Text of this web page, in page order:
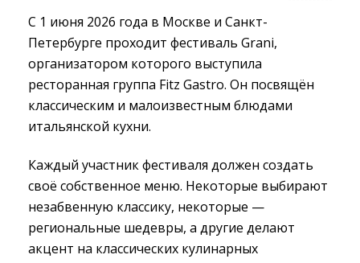
С 1 июня 2026 года в Москве и Санкт-
Петербурге проходит фестиваль Grani,
организатором которого выступила
ресторанная группа Fitz Gastro. Он посвящён
классическим и малоизвестным блюдами
итальянской кухни.
Каждый участник фестиваля должен создать
своё собственное меню. Некоторые выбирают
незабвенную классику, некоторые —
региональные шедевры, а другие делают
акцент на классических кулинарных